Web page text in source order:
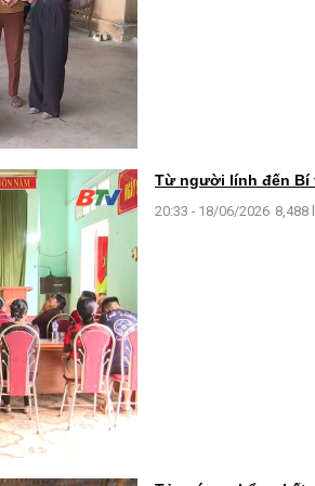
Từ người lính đến Bí
20:33 - 18/06/2026 8,488